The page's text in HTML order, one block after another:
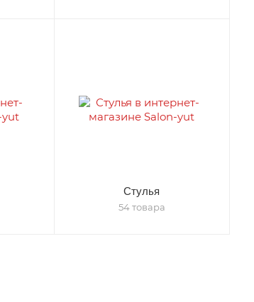
Стулья
54 товара